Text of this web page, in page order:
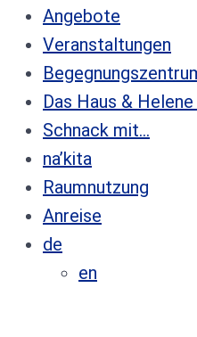
Angebote
Veranstaltungen
Das Haus &
Schnack mit…
na’kita
Raumnutzung
Anreise
de
en